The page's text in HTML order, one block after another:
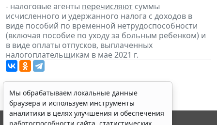
- налоговые агенты перечисляют суммы
исчисленного и удержанного налога с доходов в
виде пособий по временной нетрудоспособности
(включая пособие по уходу за больным ребенком) и
в виде оплаты отпусков, выплаченных
налогоплательщикам в мае 2021 г.
Мы обрабатываем локальные данные
браузера и используем инструменты
аналитики в целях улучшения и обеспечения